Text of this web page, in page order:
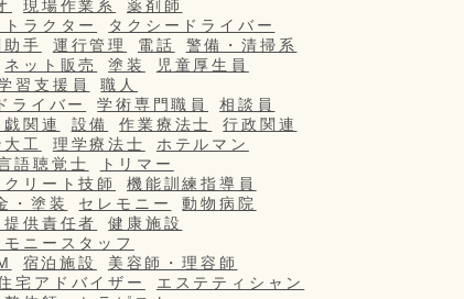
現場作業系
薬剤師
ラクター
タクシードライバー
助手 運行管理 電話
警備・清掃系
ネット販売 塗装
児童厚生員
習支援員
職人
ライバー 学術専門職員
相談員
戯関連 設備 作業療法士
行政関連
工 理学療法士
ホテルマン
語聴覚士
トリマー
クリート技師
機能訓練指導員
・塗装 セレモニー
動物病院
供責任者
健康施設
モニースタッフ
宿泊施設
美容師・理容師
宅アドバイザー
エステティシャン